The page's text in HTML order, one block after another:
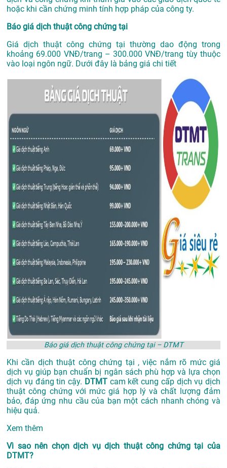
hoặc khi cần chứng minh tính hợp pháp của công ty.
Báo giá dịch thuật công chứng tại
Giá dịch thuật công chứng tại thường dao động trong
khoảng 69.000 VNĐ/trang – 300.000 VNĐ/trang tùy thuộc
vào loại ngôn ngữ. Dưới đây là bảng giá chi tiết
Báo giá dịch thuật công chứng tại – DTMT
Khi cần dịch thuật công chứng tại , việc nắm rõ mức giá
dịch vụ giúp bạn chuẩn bị ngân sách phù hợp và lựa chọn
dịch vụ đáng tin cậy. DTMT cam kết cung cấp dịch vụ dịch
thuật công chứng với mức giá hợp lý và chất lượng đảm
bảo, đáp ứng nhu cầu của bạn một cách nhanh chóng và
hiệu quả.
Xem thêm
Vì sao nên chọn dịch vụ dịch thuật công chứng tại của
DTMT?